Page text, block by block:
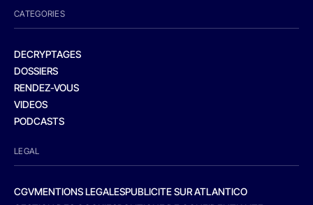
CATEGORIES
DECRYPTAGES
DOSSIERS
RENDEZ-VOUS
VIDEOS
PODCASTS
LEGAL
CGVMENTIONS LEGALESPUBLICITE SUR ATLANTICO